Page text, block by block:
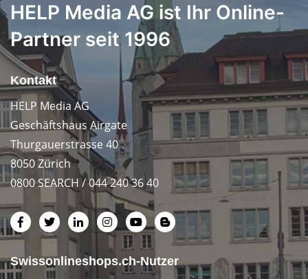
HELP Media AG ist Ihr Online-
Partner seit 1996
Kontakt
HELP Media AG
Geschäftshaus Airgate
Thurgauerstrasse 40
8050 Zürich
0800 SEARCH / 044 240 36 40
Swissonlineshops.ch-Nutzer